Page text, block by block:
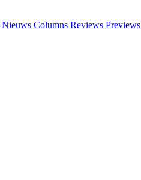
Nieuws Columns Reviews Previews